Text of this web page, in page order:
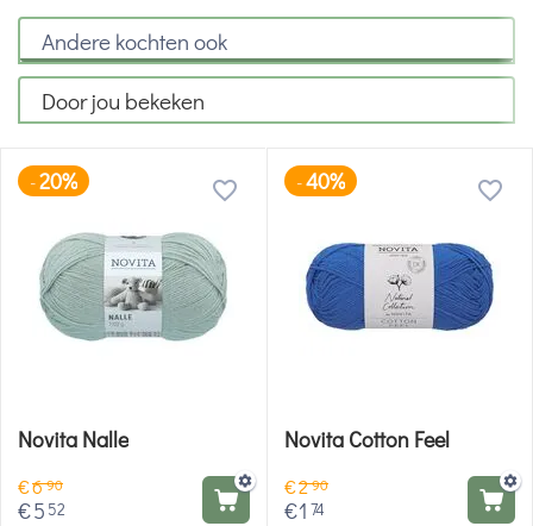
Andere kochten ook
Door jou bekeken
-20%
Novita Nalle
€690
€5 52
-40%
Novita Cotton Feel
€290
€1 74